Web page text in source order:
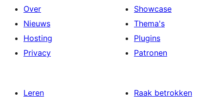
Over
Nieuws
Hosting
Privacy
Showcase
Thema's
Plugins
Patronen
Leren
Raak betrokken